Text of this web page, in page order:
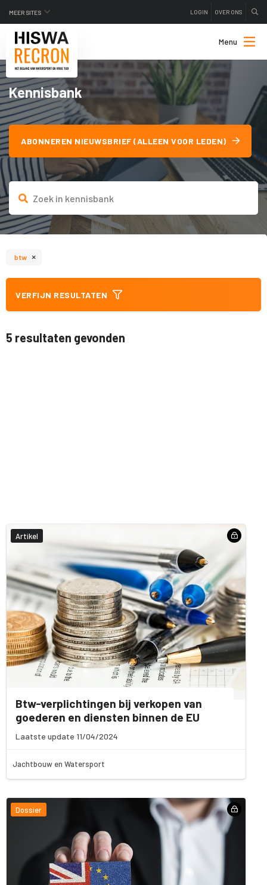
MEER SITES LOGIN OVER ONS
Menu
Kennisbank
ABONNEREN NIEUWSBRIEF (ALLEEN VOOR LEDEN)
btw ×
VERFIJN RESULTATEN
5 resultaten gevonden
Artikel
Btw-verplichtingen bij verkopen van
goederen en diensten binnen de EU
Laatste update 11/04/2024
Jachtbouw en Watersport
Dossier